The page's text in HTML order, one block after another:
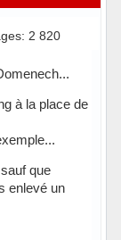
2 820
à la place de
que
enlevé un